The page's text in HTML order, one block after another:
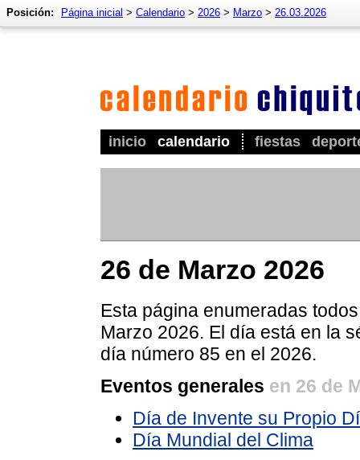
inicio calendario fiestas
Posición: Página inicial > Calendario > 2026 > Marzo > 26.03.2026
26 de Marzo 2026
Esta página enumeradas
Marzo 2026. El día está en la
día número 85 en el 2026.
Eventos generales en 26 de
Día de Invente su Propio
Día Mundial del Clima